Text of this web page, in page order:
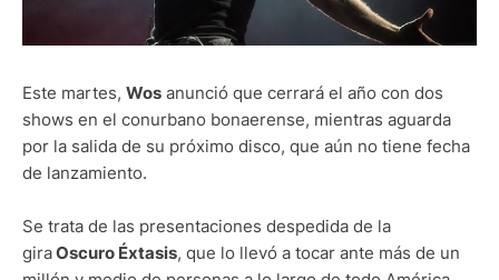
Este martes, Wos anunció que cerrará el año con dos
shows en el conurbano bonaerense, mientras aguarda
por la salida de su próximo disco, que aún no tiene fecha
de lanzamiento.
Se trata de las presentaciones despedida de la
giraOscuro Éxtasis, que lo llevó a tocar ante más de un